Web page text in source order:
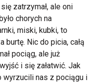
zatrzymał, ale oni
chorych na
miski, kubki, to
Nic do picia, całą
pociąg, ale już
i się załatwić. Jak
wyrzucili nas z pociągu i